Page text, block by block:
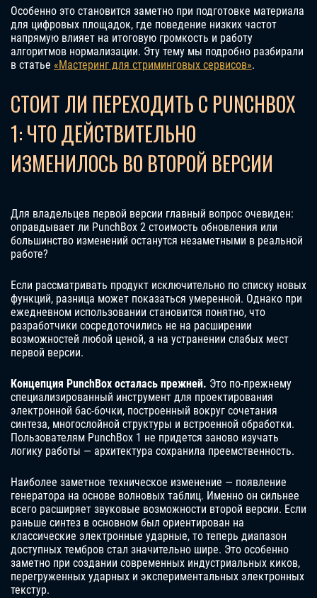
Особенно это становится заметно при подготовке материала
для цифровых площадок, где поведение низких частот
напрямую влияет на итоговую громкость и работу
алгоритмов нормализации. Эту тему мы подробно разбирали
в статье «Мастеринг для стриминговых сервисов».
СТОИТ ЛИ ПЕРЕХОДИТЬ С PUNCHBOX
1: ЧТО ДЕЙСТВИТЕЛЬНО
ИЗМЕНИЛОСЬ ВО ВТОРОЙ ВЕРСИИ
Для владельцев первой версии главный вопрос очевиден:
оправдывает ли PunchBox 2 стоимость обновления или
большинство изменений останутся незаметными в реальной
работе?
Если рассматривать продукт исключительно по списку новых
функций, разница может показаться умеренной. Однако при
ежедневном использовании становится понятно, что
разработчики сосредоточились не на расширении
возможностей любой ценой, а на устранении слабых мест
первой версии.
Концепция PunchBox осталась прежней. Это по-прежнему
специализированный инструмент для проектирования
электронной бас-бочки, построенный вокруг сочетания
синтеза, многослойной структуры и встроенной обработки.
Пользователям PunchBox 1 не придется заново изучать
логику работы — архитектура сохранила преемственность.
Наиболее заметное техническое изменение — появление
генератора на основе волновых таблиц. Именно он сильнее
всего расширяет звуковые возможности второй версии. Если
раньше синтез в основном был ориентирован на
классические электронные ударные, то теперь диапазон
доступных тембров стал значительно шире. Это особенно
заметно при создании современных индустриальных киков,
перегруженных ударных и экспериментальных электронных
текстур.